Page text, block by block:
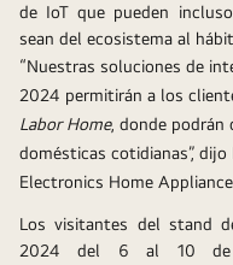
de IoT que pueden
sean del ecosistema al
“Nuestras soluciones de
2024 permitirán a los
Labor Home, donde podrán
domésticas cotidianas”, dijo
Electronics Home
Los visitantes del stand
2024 del 6 al 10 de